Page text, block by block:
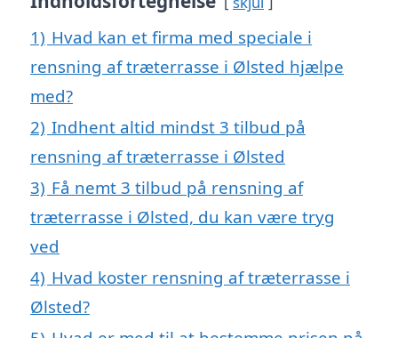
1) Hvad kan et firma med speciale i
rensning af træterrasse i Ølsted hjælpe
med?
2) Indhent altid mindst 3 tilbud på
rensning af træterrasse i Ølsted
3) Få nemt 3 tilbud på rensning af
træterrasse i Ølsted, du kan være tryg
ved
4) Hvad koster rensning af træterrasse i
Ølsted?